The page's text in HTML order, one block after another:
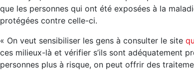
que les personnes qui ont été exposées à la
protégées contre celle-ci.
« On veut sensibiliser les gens à consulter le site
ces milieux-là et vérifier s’ils sont adéquatement
personnes plus à risque, on peut offrir des